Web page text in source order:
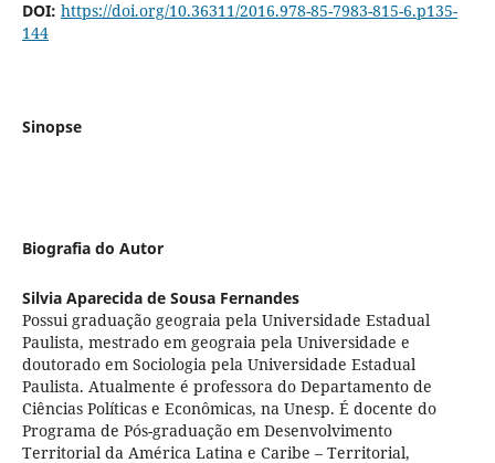
DOI: https://doi.org/10.36311/2016.978-85-7983-815-6.p135-
144
Sinopse
Biografia do Autor
Silvia Aparecida de Sousa Fernandes
Possui graduação geograia pela Universidade Estadual
Paulista, mestrado em geograia pela Universidade e
doutorado em Sociologia pela Universidade Estadual
Paulista. Atualmente é professora do Departamento de
Ciências Políticas e Econômicas, na Unesp. É docente do
Programa de Pós-graduação em Desenvolvimento
Territorial da América Latina e Caribe – Territorial,